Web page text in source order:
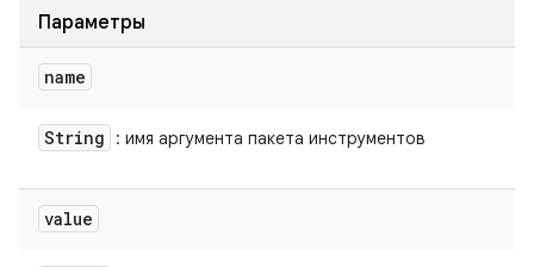
Параметры
name
String : имя аргумента пакета инструментов
value